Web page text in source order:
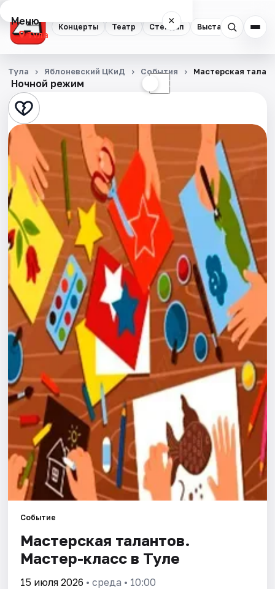
Концерты Театр Стендап Выставки
Меню ×
Тула
Концерты
Театр
Стендап
Выставки
Квесты
Экскурсии
Спорт
События
Города
Площадки
Артисты
Рейтинги
Ночной режим ☾
Тула Яблоневский ЦКиД События Мастерская
Событие
Мастерская талантов.
Мастер-класс в Туле
15 июля 2026 • среда • 10:00